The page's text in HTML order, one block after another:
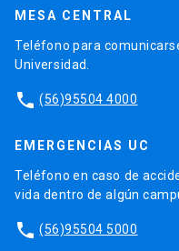
MESA CENTRAL
Teléfono para
Universidad.
phone (56)95504 4000
EMERGENCIAS UC
Teléfono en caso de
vida dentro de algún
phone (56)95504 5000